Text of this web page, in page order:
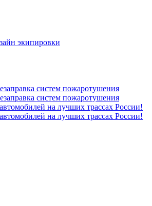
экипировки
систем пожаротушения
систем пожаротушения
на лучших трассах России!
на лучших трассах России!